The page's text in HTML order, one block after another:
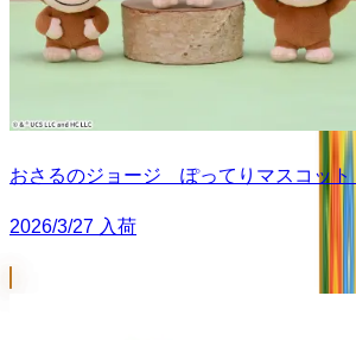
おさるのジョージ ぽってりマスコッ
2026/3/27 入荷